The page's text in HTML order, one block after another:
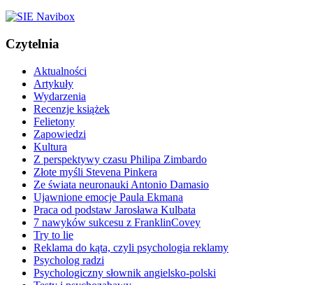
Czytelnia
Aktualności
Artykuły
Wydarzenia
Recenzje książek
Felietony
Zapowiedzi
Kultura
Z perspektywy czasu Philipa Zimbardo
Złote myśli Stevena Pinkera
Ze świata neuronauki Antonio Damasio
Ujawnione emocje Paula Ekmana
Praca od podstaw Jarosława Kulbata
7 nawyków sukcesu z FranklinCovey
Try to lie
Reklama do kąta, czyli psychologia reklamy
Psycholog radzi
Psychologiczny słownik angielsko-polski